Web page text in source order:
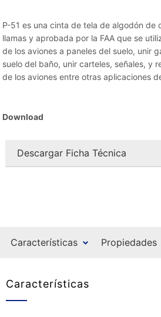
P-51 es una cinta de tela de algodón de
llamas y aprobada por la FAA que se
de los aviones a paneles del suelo, unir
suelo del baño, unir carteles, señales, y
de los aviones entre otras aplicaciones
Download
Descargar Ficha Técnica
Características Propiedades
Características